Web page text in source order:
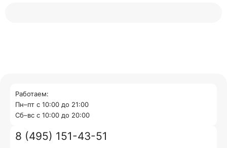
Работаем:
Пн–пт с 10:00 до 21:00
Cб–вс с 10:00 до 20:00
8 (495) 151-43-51